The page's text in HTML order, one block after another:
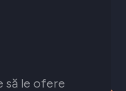
să le ofere